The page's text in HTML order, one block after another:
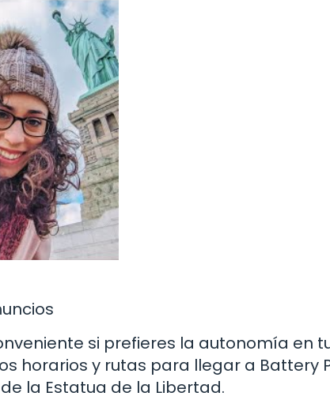
si prefieres la autonomía en
horarios y rutas para llegar a Battery
la Estatua de la Libertad.